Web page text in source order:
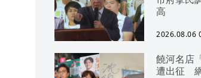
高
2026.08.06
饒河名店
遭出征